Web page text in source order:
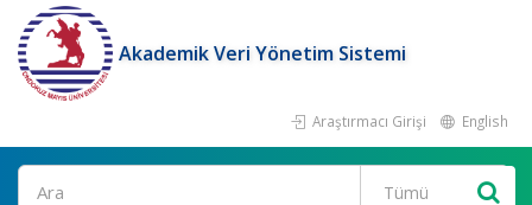
Akademik Veri Yönetim Sistemi
Araştırmacı Girişi English
Ara